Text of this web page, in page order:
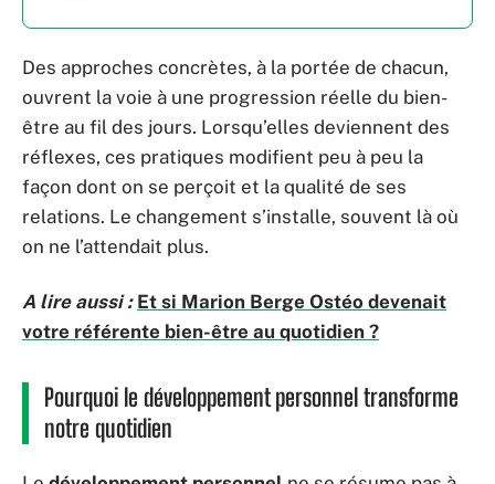
Des approches concrètes, à la portée de chacun,
ouvrent la voie à une progression réelle du bien-
être au fil des jours. Lorsqu’elles deviennent des
réflexes, ces pratiques modifient peu à peu la
façon dont on se perçoit et la qualité de ses
relations. Le changement s’installe, souvent là où
on ne l’attendait plus.
A lire aussi : Et si Marion Berge Ostéo devenait
votre référente bien-être au quotidien ?
Pourquoi le développement personnel transforme
notre quotidien